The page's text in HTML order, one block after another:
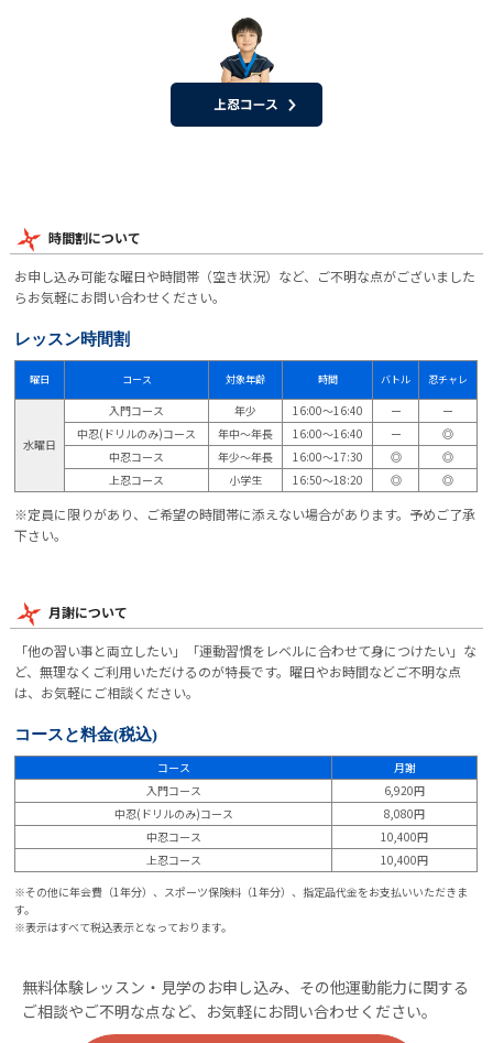
時間割について
お申し込み可能な曜日や時間帯（空き状況）など、ご不明な点がございました
らお気軽にお問い合わせください。
レッスン時間割
曜日 コース 対象年齢 時間 バトル 忍チャレ
水曜日
入門コース 年少 16:00～16:40 ー
ー
中忍(ドリルのみ)コース
年中～年長 16:00～16:40 ー
◎
中忍コース
年少～年長 16:00～17:30 ◎
◎
上忍コース
小学生 16:50～18:20 ◎ ◎
※定員に限りがあり、ご希望の時間帯に添えない場合があります。予めご了承
下さい。
月謝について
「他の習い事と両立したい」「運動習慣をレベルに合わせて身につけたい」な
ど、無理なくご利用いただけるのが特長です。曜日やお時間などご不明な点
は、お気軽にご相談ください。
コースと料金(税込)
コース
月謝
入門コース
6,920円
中忍(ドリルのみ)コース
8,080円
中忍コース
10,400円
上忍コース
10,400円
※その他に年会費（1年分）、スポーツ保険料（1年分）、指定品代金をお支払いいただきま
す。
※表示はすべて税込表示となっております。
無料体験レッスン・見学のお申し込み、その他運動能力に関する
ご相談やご不明な点など、お気軽にお問い合わせください。